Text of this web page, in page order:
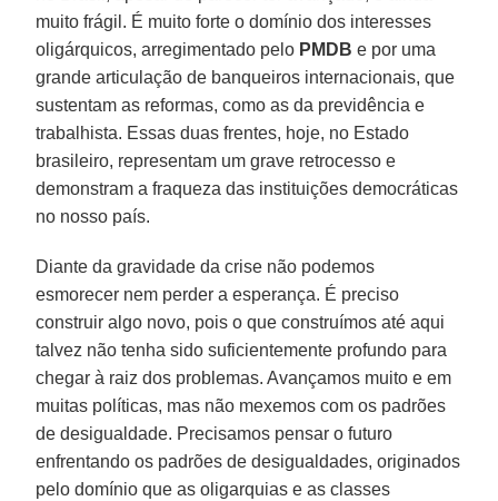
muito frágil. É muito forte o domínio dos interesses
oligárquicos, arregimentado pelo PMDB e por uma
grande articulação de banqueiros internacionais, que
sustentam as reformas, como as da previdência e
trabalhista. Essas duas frentes, hoje, no Estado
brasileiro, representam um grave retrocesso e
demonstram a fraqueza das instituições democráticas
no nosso país.
Diante da gravidade da crise não podemos
esmorecer nem perder a esperança. É preciso
construir algo novo, pois o que construímos até aqui
talvez não tenha sido suficientemente profundo para
chegar à raiz dos problemas. Avançamos muito e em
muitas políticas, mas não mexemos com os padrões
de desigualdade. Precisamos pensar o futuro
enfrentando os padrões de desigualdades, originados
pelo domínio que as oligarquias e as classes